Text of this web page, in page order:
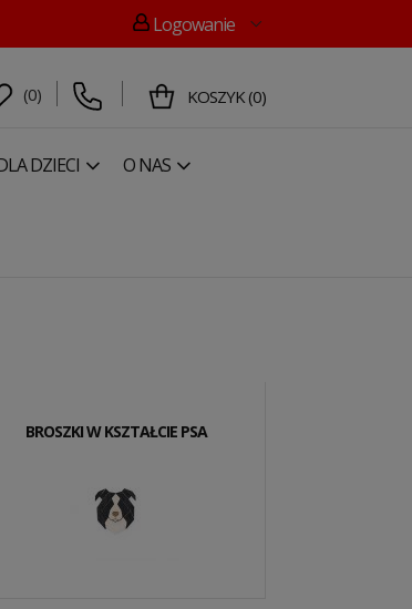
Logowanie
(0) KOSZYK (0)
DZIECI O NAS
BROSZKI W KSZTAŁCIE PSA